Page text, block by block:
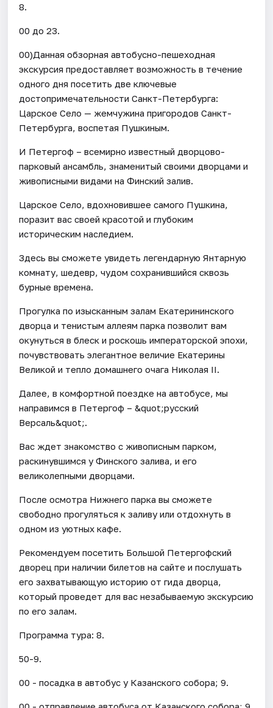
8.
00 до 23.
00)Данная обзорная автобусно-пешеходная
экскурсия предоставляет возможность в течение
одного дня посетить две ключевые
достопримечательности Санкт-Петербурга:
Царское Село — жемчужина пригородов Санкт-
Петербурга, воспетая Пушкиным.
И Петергоф – всемирно известный дворцово-
парковый ансамбль, знаменитый своими дворцами и
живописными видами на Финский залив.
Царское Село, вдохновившее самого Пушкина,
поразит вас своей красотой и глубоким
историческим наследием.
Здесь вы сможете увидеть легендарную Янтарную
комнату, шедевр, чудом сохранившийся сквозь
бурные времена.
Прогулка по изысканным залам Екатерининского
дворца и тенистым аллеям парка позволит вам
окунуться в блеск и роскошь императорской эпохи,
почувствовать элегантное величие Екатерины
Великой и тепло домашнего очага Николая II.
Далее, в комфортной поездке на автобусе, мы
направимся в Петергоф – &quot;русский
Версаль&quot;.
Вас ждет знакомство с живописным парком,
раскинувшимся у Финского залива, и его
великолепными дворцами.
После осмотра Нижнего парка вы сможете
свободно прогуляться к заливу или отдохнуть в
одном из уютных кафе.
Рекомендуем посетить Большой Петергофский
дворец при наличии билетов на сайте и послушать
его захватывающую историю от гида дворца,
который проведет для вас незабываемую экскурсию
по его залам.
Программа тура: 8.
50-9.
00 - посадка в автобус у Казанского собора; 9.